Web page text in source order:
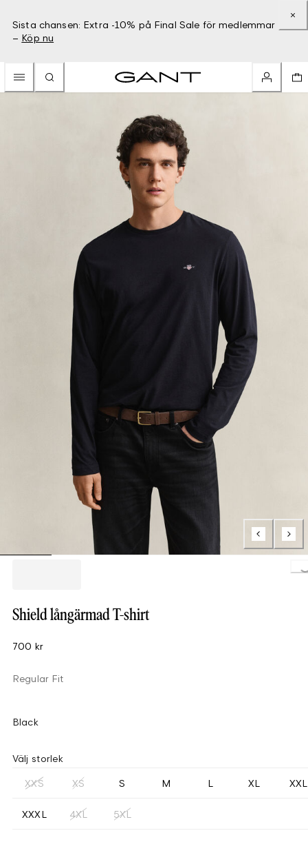
Sista chansen: Extra -10% på Final Sale för medlemmar
– Köp nu
Shield långärmad T-shirt
700 kr
Regular Fit
Black
Välj storlek
XXS XS S M L XL XXL
XXXL 4XL 5XL